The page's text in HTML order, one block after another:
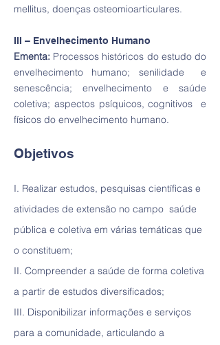
mellitus, doenças osteomioarticulares.
III – Envelhecimento Humano
Ementa: Processos históricos do estudo do
envelhecimento humano; senilidade e
senescência; envelhecimento e saúde
coletiva; aspectos psíquicos, cognitivos e
físicos do envelhecimento humano.
Objetivos
I. Realizar estudos, pesquisas científicas e
atividades de extensão no campo saúde
pública e coletiva em várias temáticas que
o constituem;
II. Compreender a saúde de forma coletiva
a partir de estudos diversificados;
III. Disponibilizar informações e serviços
para a comunidade, articulando a